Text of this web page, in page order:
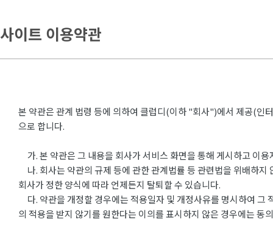
사이트 이용약관
본 약관은 관계 법령 등에 의하여 클럽디(이하 "회사")에서 제공(인
으로 합니다.
가. 본 약관은 그 내용을 회사가 서비스 화면을 통해 게시하고 이
나. 회사는 약관의 규제 등에 관한 관계법률 등 관련법을 위배하
회사가 정한 양식에 따라 언제든지 탈퇴할 수 있습니다.
다. 약관을 개정할 경우에는 적용일자 및 개정사유를 명시하여 그
의 적용을 받지 않기를 원한다는 이의를 표시하지 않은 경우에는